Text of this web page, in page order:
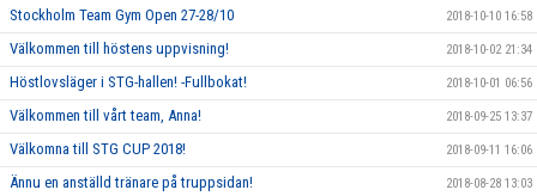
Stockholm Team Gym Open 27-28/10 2018-10-10 16:58
Välkommen till höstens uppvisning! 2018-10-02 21:34
Höstlovsläger i STG-hallen! -Fullbokat! 2018-10-01 06:56
Välkommen till vårt team, Anna! 2018-09-25 13:37
Välkomna till STG CUP 2018! 2018-09-11 16:06
Ännu en anställd tränare på truppsidan! 2018-08-28 13:03